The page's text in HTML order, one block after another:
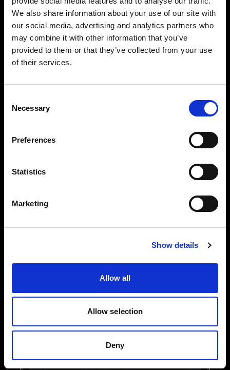
We also share information about your use of our site with
our social media, advertising and analytics partners who
may combine it with other information that you’ve
provided to them or that they’ve collected from your use
of their services.
Selection
Necessary
Preferences
Statistics
Marketing
Show details
Allow all
Allow selection
Deny
Puoi anche collegare le tue luci Profoto AirX e
impostazioni fino a trovare la luce giusta.